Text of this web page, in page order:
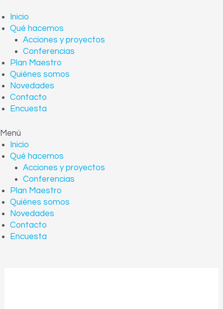
al
contenido
Inicio
Qué hacemos
Acciones y proyectos
Conferencias
Plan Maestro
Quiénes somos
Novedades
Contacto
Encuesta
Menú
Inicio
Qué hacemos
Acciones y proyectos
Conferencias
Plan Maestro
Quiénes somos
Novedades
Contacto
Encuesta
de
entradas